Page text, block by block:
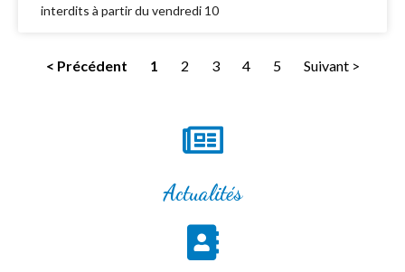
interdits à partir du vendredi 10
< Précédent 1 2 3 4 5 Suivant >
Actualités